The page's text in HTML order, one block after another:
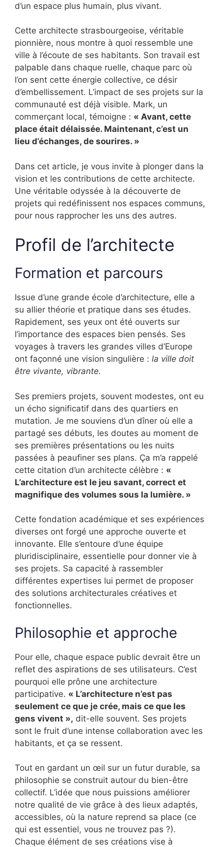
d’un espace plus humain, plus vivant.
Cette architecte strasbourgeoise, véritable
pionnière, nous montre à quoi ressemble une
ville à l’écoute de ses habitants. Son travail est
palpable dans chaque ruelle, chaque parc où
l’on sent cette énergie collective, ce désir
d’embellissement. L’impact de ses projets sur la
communauté est déjà visible. Mark, un
commerçant local, témoigne : « Avant, cette
place était délaissée. Maintenant, c’est un
lieu d’échanges, de sourires. »
Dans cet article, je vous invite à plonger dans la
vision et les contributions de cette architecte.
Une véritable odyssée à la découverte de
projets qui redéfinissent nos espaces communs,
pour nous rapprocher les uns des autres.
Profil de l’architecte
Formation et parcours
Issue d’une grande école d’architecture, elle a
su allier théorie et pratique dans ses études.
Rapidement, ses yeux ont été ouverts sur
l’importance des espaces bien pensés. Ses
voyages à travers les grandes villes d’Europe
ont façonné une vision singulière : la ville doit
être vivante, vibrante.
Ses premiers projets, souvent modestes, ont eu
un écho significatif dans des quartiers en
mutation. Je me souviens d’un dîner où elle a
partagé ses débuts, les doutes au moment de
ses premières présentations ou les nuits
passées à peaufiner ses plans. Ça m’a rappelé
cette citation d’un architecte célèbre : «
L’architecture est le jeu savant, correct et
magnifique des volumes sous la lumière. »
Cette fondation académique et ses expériences
diverses ont forgé une approche ouverte et
innovante. Elle s’entoure d’une équipe
pluridisciplinaire, essentielle pour donner vie à
ses projets. Sa capacité à rassembler
différentes expertises lui permet de proposer
des solutions architecturales créatives et
fonctionnelles.
Philosophie et approche
Pour elle, chaque espace public devrait être un
reflet des aspirations de ses utilisateurs. C’est
pourquoi elle prône une architecture
participative. « L’architecture n’est pas
seulement ce que je crée, mais ce que les
gens vivent », dit-elle souvent. Ses projets
sont le fruit d’une intense collaboration avec les
habitants, et ça se ressent.
Tout en gardant un œil sur un futur durable, sa
philosophie se construit autour du bien-être
collectif. L’idée que nous puissions améliorer
notre qualité de vie grâce à des lieux adaptés,
accessibles, où la nature reprend sa place (ce
qui est essentiel, vous ne trouvez pas ?).
Chaque élément de ses créations vise à